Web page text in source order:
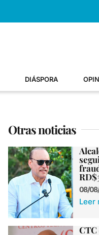
DIÁSPORA
Otras noticias
08/
Leer